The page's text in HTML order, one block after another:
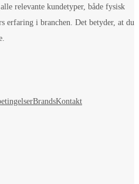
relevante kundetyper, både fysisk
erfaring i branchen. Det betyder, at du
BrandsKontakt